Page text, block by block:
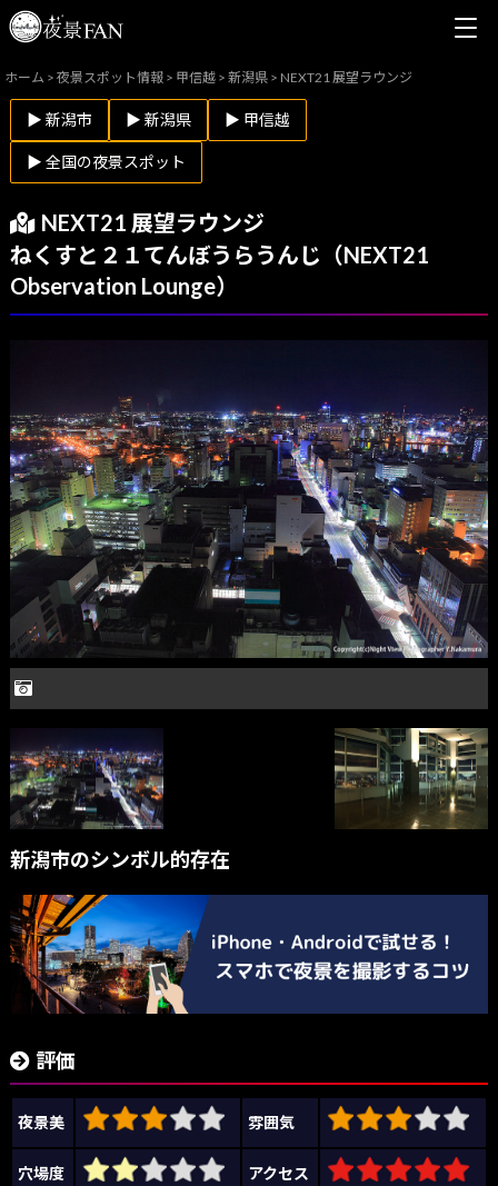
ホーム >夜景スポット情報 > 甲信越 >新潟県 > NEXT21 展望ラウンジ
▶ 新潟市 ▶ 新潟県 ▶ 甲信越
▶ 全国の夜景スポット
NEXT21 展望ラウンジ
ねくすと２１てんぼうらうんじ（NEXT21
Observation Lounge）
新潟市のシンボル的存在
評価
夜景美 雰囲気
穴場度 アクセス